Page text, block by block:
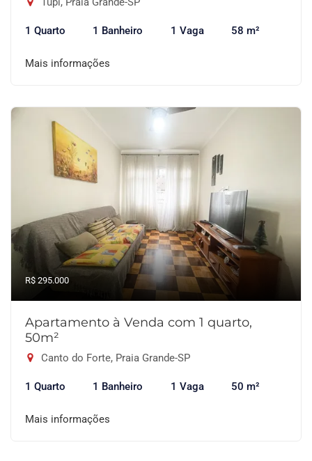
1 Quarto 1 Banheiro 1 Vaga 58 m²
Mais informações
R$ 295.000
Apartamento à Venda com 1 quarto,
50m²
Canto do Forte, Praia Grande-SP
1 Quarto 1 Banheiro 1 Vaga 50 m²
Mais informações